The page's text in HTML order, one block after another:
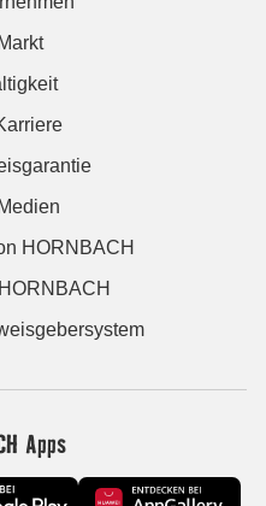
HORNBACH
Apps